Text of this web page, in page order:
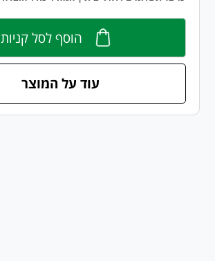
הוסף לסל קניות
עוד על המוצר